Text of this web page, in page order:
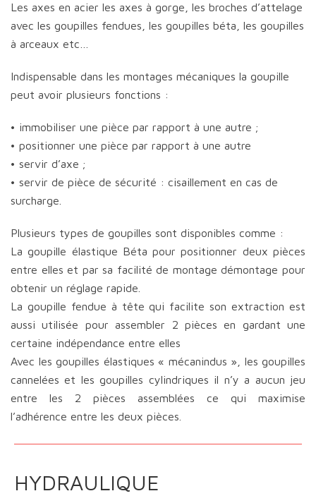
Les axes en acier les axes à gorge, les broches d’attelage
avec les goupilles fendues, les goupilles béta, les goupilles
à arceaux etc…
Indispensable dans les montages mécaniques la goupille
peut avoir plusieurs fonctions :
• immobiliser une pièce par rapport à une autre ;
• positionner une pièce par rapport à une autre
• servir d’axe ;
• servir de pièce de sécurité : cisaillement en cas de
surcharge.
Plusieurs types de goupilles sont disponibles comme :
La goupille élastique Béta pour positionner deux pièces
entre elles et par sa facilité de montage démontage pour
obtenir un réglage rapide.
La goupille fendue à tête qui facilite son extraction est
aussi utilisée pour assembler 2 pièces en gardant une
certaine indépendance entre elles
Avec les goupilles élastiques « mécanindus », les goupilles
cannelées et les goupilles cylindriques il n’y a aucun jeu
entre les 2 pièces assemblées ce qui maximise
l’adhérence entre les deux pièces.
HYDRAULIQUE